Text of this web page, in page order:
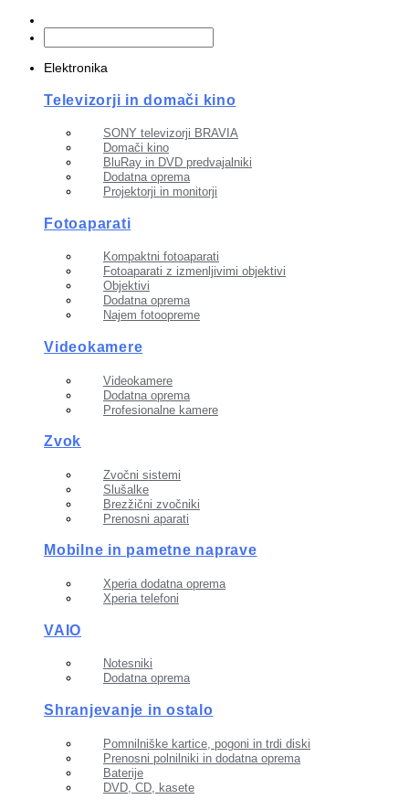
Elektronika
Televizorji in domači kino
SONY televizorji BRAVIA
Domači kino
BluRay in DVD predvajalniki
Dodatna oprema
Projektorji in monitorji
Fotoaparati
Kompaktni fotoaparati
Fotoaparati z izmenljivimi objektivi
Objektivi
Dodatna oprema
Najem fotoopreme
Videokamere
Videokamere
Dodatna oprema
Profesionalne kamere
Zvok
Zvočni sistemi
Slušalke
Brezžični zvočniki
Prenosni aparati
Mobilne in pametne naprave
Xperia dodatna oprema
Xperia telefoni
VAIO
Notesniki
Dodatna oprema
Shranjevanje in ostalo
Pomnilniške kartice, pogoni in trdi diski
Prenosni polnilniki in dodatna oprema
Baterije
DVD, CD, kasete